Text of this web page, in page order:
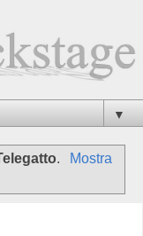
▼
.
Mostra